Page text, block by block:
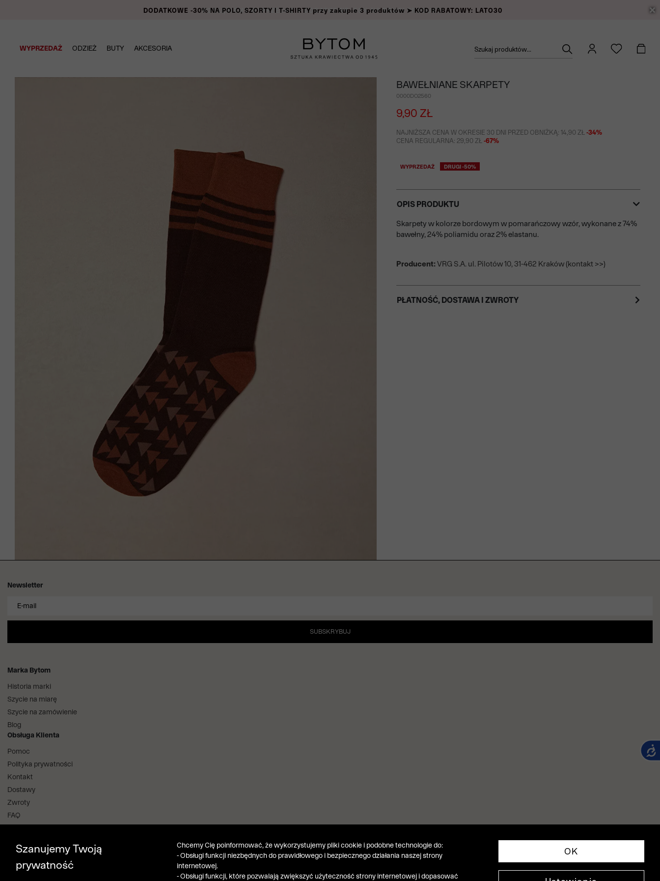
DODATKOWE -30% NA POLO, SZORTY I T-SHIRTY przy zakupie 3 produktów ➤ KOD RABATOWY: LATO30
WYPRZEDAŻ ODZIEŻ BUTY AKCESORIA Szukaj produktów...
BAWEŁNIANE SKARPETY
0000DO2560
9,90 ZŁ
NAJNIŻSZA CENA W OKRESIE 30 DNI PRZED OBNIŻKĄ: 14,90 ZŁ -34%
CENA REGULARNA: 29,90 ZŁ -67%
WYPRZEDAŻ DRUGI -50%
OPIS PRODUKTU
Skarpety w kolorze bordowym w pomarańczowy wzór, wykonane z 74%
bawełny, 24% poliamidu oraz 2% elastanu.
Producent: VRG S.A. ul. Pilotów 10, 31-462 Kraków (kontakt >>)
PŁATNOŚĆ, DOSTAWA I ZWROTY
Marka Bytom
Historia marki
Szycie na miarę
Szycie na zamówienie
Blog
Obsługa Klienta
Pomoc
Polityka prywatności
Kontakt
Dostawy
Zwroty
FAQ
Aplikacja i program lojalnościowy
Bytom Klub
Newsletter
Szanujemy Twoją
prywatność
Chcemy Cię poinformować, że wykorzystujemy pliki cookie i podobne technologie do:
- Obsługi funkcji niezbędnych do prawidłowego i bezpiecznego działania naszej strony
internetowej.
- Obsługi funkcji, które pozwalają zwiększyć użyteczność strony internetowej i dopasować
OK